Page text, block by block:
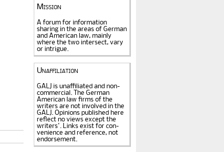
Mission
A forum for information
sharing in the areas of German
and American law, mainly
where the two intersect, vary
or intrigue.
Unaffiliation
GALJ is unaffiliated and non-
commercial. The Ger­man
American law firms of the
writers are not in­volved in the
GALJ. Opi­nions published here
reflect no views except the
writers'. Links exist for con­
venience and refe­rence, not
endorse­ment.